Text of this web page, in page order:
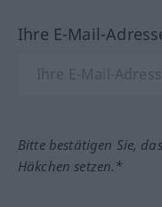
Ihre E-Mail-
Bitte bestätigen Sie,
Häkchen setzen.*